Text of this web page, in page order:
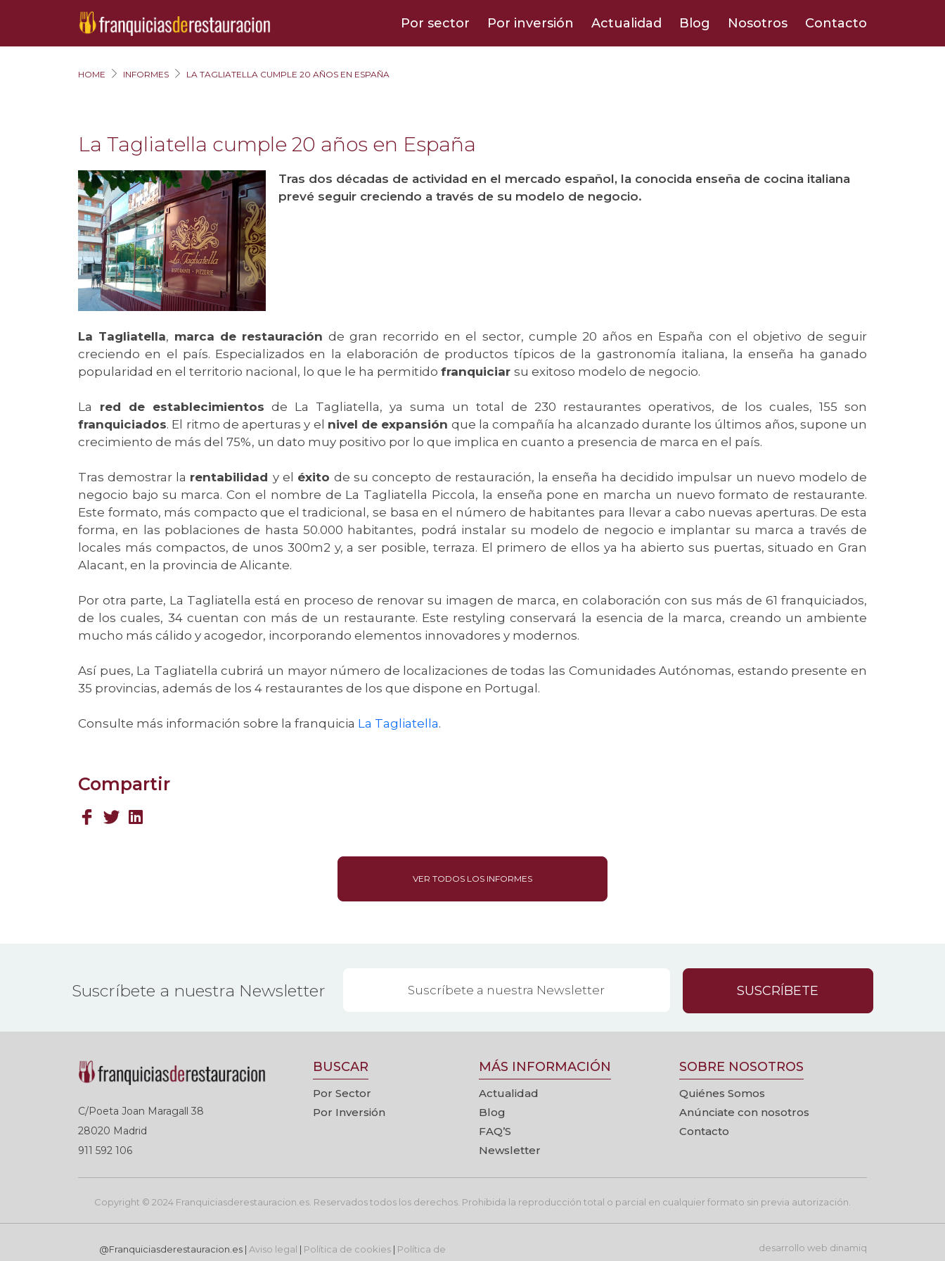
Por sector Por inversión Actualidad Blog Nosotros Contacto
HOME INFORMES LA TAGLIATELLA CUMPLE 20 AÑOS EN ESPAÑA
La Tagliatella cumple 20 años en España
Tras dos décadas de actividad en el mercado español, la conocida enseña de cocina italiana
prevé seguir creciendo a través de su modelo de negocio.
La Tagliatella, marca de restauración de gran recorrido en el sector, cumple 20 años en España con el objetivo de seguir
creciendo en el país. Especializados en la elaboración de productos típicos de la gastronomía italiana, la enseña ha ganado
popularidad en el territorio nacional, lo que le ha permitido franquiciar su exitoso modelo de negocio.
La red de establecimientos de La Tagliatella, ya suma un total de 230 restaurantes operativos, de los cuales, 155 son
franquiciados. El ritmo de aperturas y el nivel de expansión que la compañía ha alcanzado durante los últimos años, supone un
crecimiento de más del 75%, un dato muy positivo por lo que implica en cuanto a presencia de marca en el país.
Tras demostrar la rentabilidad y el éxitode su concepto de restauración, la enseña ha decidido impulsar un nuevo modelo de
negocio bajo su marca. Con el nombre de La Tagliatella Piccola, la enseña pone en marcha un nuevo formato de restaurante.
Este formato, más compacto que el tradicional, se basa en el número de habitantes para llevar a cabo nuevas aperturas. De esta
forma, en las poblaciones de hasta 50.000 habitantes, podrá instalar su modelo de negocio e implantar su marca a través de
locales más compactos, de unos 300m2 y, a ser posible, terraza. El primero de ellos ya ha abierto sus puertas, situado en Gran
Alacant, en la provincia de Alicante.
Por otra parte, La Tagliatella está en proceso de renovar su imagen de marca, en colaboración con sus más de 61 franquiciados,
de los cuales, 34 cuentan con más de un restaurante. Este restyling conservará la esencia de la marca, creando un ambiente
mucho más cálido y acogedor, incorporando elementos innovadores y modernos.
Así pues, La Tagliatella cubrirá un mayor número de localizaciones de todas las Comunidades Autónomas, estando presente en
35 provincias, además de los 4 restaurantes de los que dispone en Portugal.
Consulte más información sobre la franquicia La Tagliatella.
Compartir
VER TODOS LOS INFORMES
Suscríbete a nuestra Newsletter SUSCRÍBETE
C/Poeta Joan Maragall 38
28020 Madrid
911 592 106
BUSCAR
Por Sector
Por Inversión
MÁS INFORMACIÓN
Actualidad
Blog
FAQ’S
Newsletter
SOBRE NOSOTROS
Quiénes Somos
Anúnciate con nosotros
Contacto
Copyright © 2024 Franquiciasderestauracion.es. Reservados todos los derechos. Prohibida la reproducción total o parcial en cualquier formato sin previa autorización.
@Franquiciasderestauracion.es | Aviso legal | Política de cookies| Política de desarrollo web dinamiq